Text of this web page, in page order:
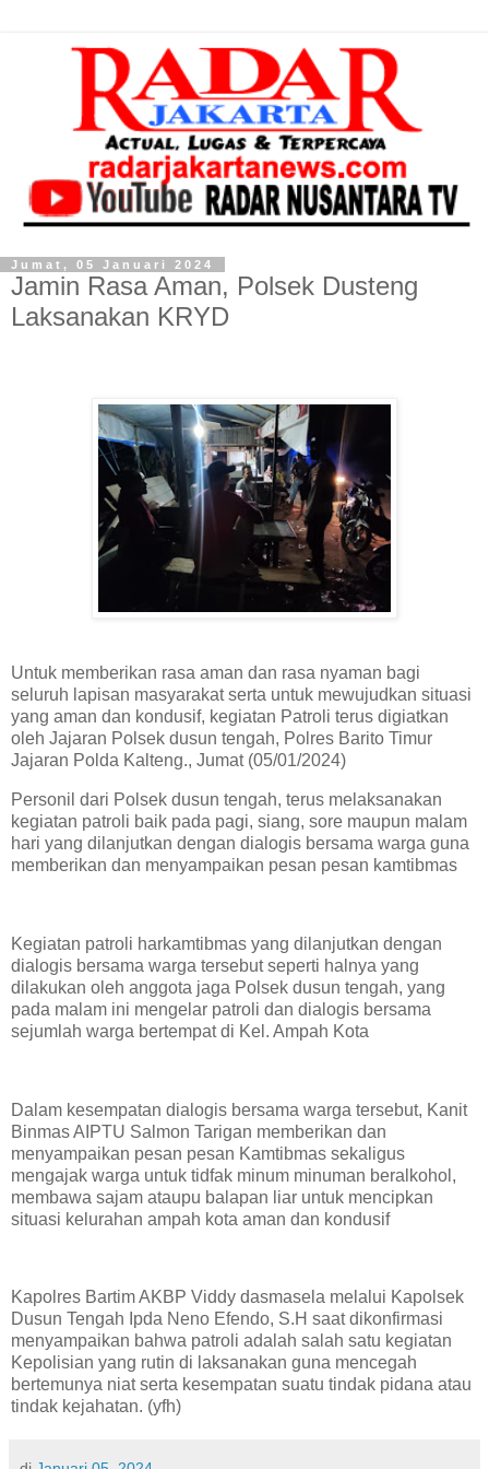
Jumat, 05 Januari 2024
Jamin Rasa Aman, Polsek Dusteng
Laksanakan KRYD
Untuk memberikan rasa aman dan rasa nyaman bagi
seluruh lapisan masyarakat serta untuk mewujudkan situasi
yang aman dan kondusif, kegiatan Patroli terus digiatkan
oleh Jajaran Polsek dusun tengah, Polres Barito Timur
Jajaran Polda Kalteng., Jumat (05/01/2024)
Personil dari Polsek dusun tengah, terus melaksanakan
kegiatan patroli baik pada pagi, siang, sore maupun malam
hari yang dilanjutkan dengan dialogis bersama warga guna
memberikan dan menyampaikan pesan pesan kamtibmas
Kegiatan patroli harkamtibmas yang dilanjutkan dengan
dialogis bersama warga tersebut seperti halnya yang
dilakukan oleh anggota jaga Polsek dusun tengah, yang
pada malam ini mengelar patroli dan dialogis bersama
sejumlah warga bertempat di Kel. Ampah Kota
Dalam kesempatan dialogis bersama warga tersebut, Kanit
Binmas AIPTU Salmon Tarigan memberikan dan
menyampaikan pesan pesan Kamtibmas sekaligus
mengajak warga untuk tidfak minum minuman beralkohol,
membawa sajam ataupu balapan liar untuk mencipkan
situasi kelurahan ampah kota aman dan kondusif
Kapolres Bartim AKBP Viddy dasmasela melalui Kapolsek
Dusun Tengah Ipda Neno Efendo, S.H saat dikonfirmasi
menyampaikan bahwa patroli adalah salah satu kegiatan
Kepolisian yang rutin di laksanakan guna mencegah
bertemunya niat serta kesempatan suatu tindak pidana atau
tindak kejahatan. (yfh)